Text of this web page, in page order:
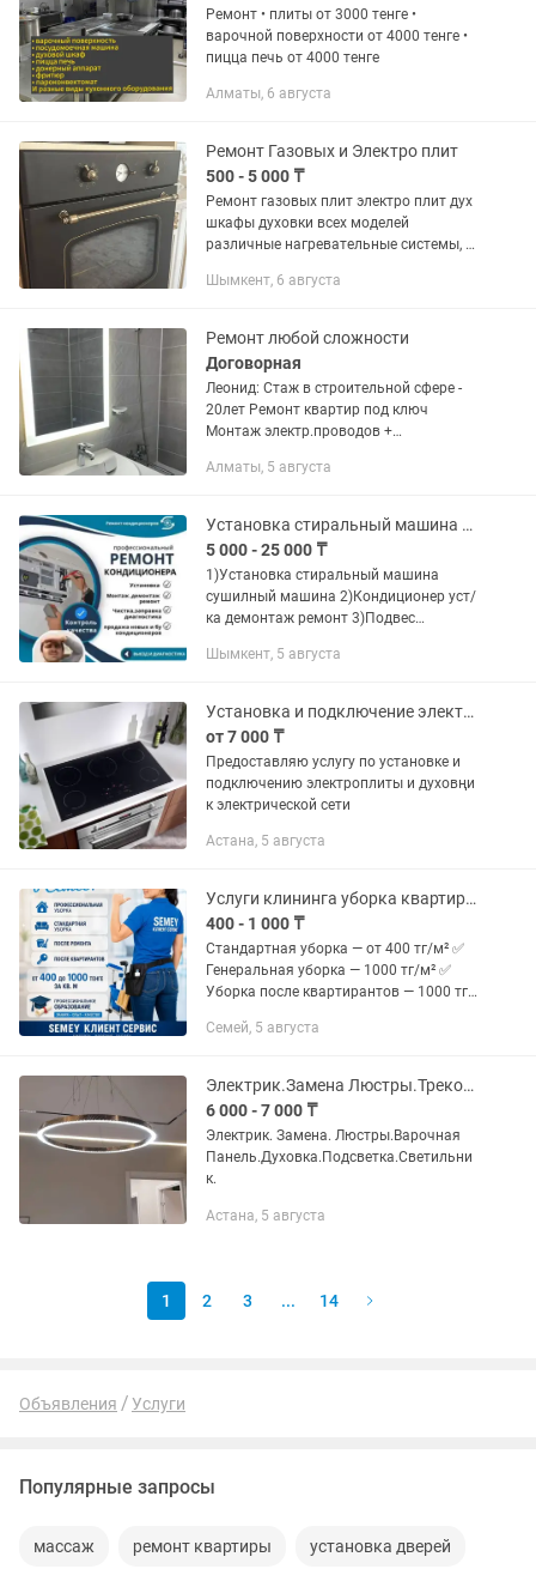
Ремонт • плиты от 3000 тенге •
варочной поверхности от 4000 тенге •
пицца печь от 4000 тенге
Алматы, 6 августа
Ремонт Газовых и Электро плит
500 - 5 000 ₸
Ремонт газовых плит электро плит дух
шкафы духовки всех моделей
различные нагревательные системы, и
качественно и недорого
Шымкент, 6 августа
Ремонт любой сложности
Договорная
Леонид: Стаж в строительной сфере -
20лет Ремонт квартир под ключ
Монтаж электр.проводов +
автоматов в помещении, офисе,
,плафонов,...
Алматы, 5 августа
Установка стиральный машина газ поверхно духовка подвес кронштейн телевизор
5 000 - 25 000 ₸
1)Установка стиральный машина
сушилный машина 2)Кондиционер уст/
ка демонтаж ремонт 3)Подвес
поверхность духовка 5)Вытяжка 6)
Шымкент, 5 августа
Установка и подключение электроплиты, духовки
от 7 000 ₸
Предоставляю услугу по установке и
подключению электроплиты и духовңи
к электрической сети
Астана, 5 августа
Услуги клининга уборка квартир любой сложности
400 - 1 000 ₸
Стандартная уборка — от 400 тг/м² ✅
Генеральная уборка — 1000 тг/м² ✅
Уборка после квартирантов — 1000 тг/
тг/м² (если оставляете эту услугу)
Семей, 5 августа
Электрик.Замена Люстры.Трековые Светильники,Розетка.Варочная Плита
6 000 - 7 000 ₸
Электрик. Замена. Люстры.Варочная
Панель.Духовка.Подсветка.Светильни
к.
Астана, 5 августа
1 2 3 ... 14
Объявления Услуги
Популярные запросы
массаж ремонт квартиры установка дверей